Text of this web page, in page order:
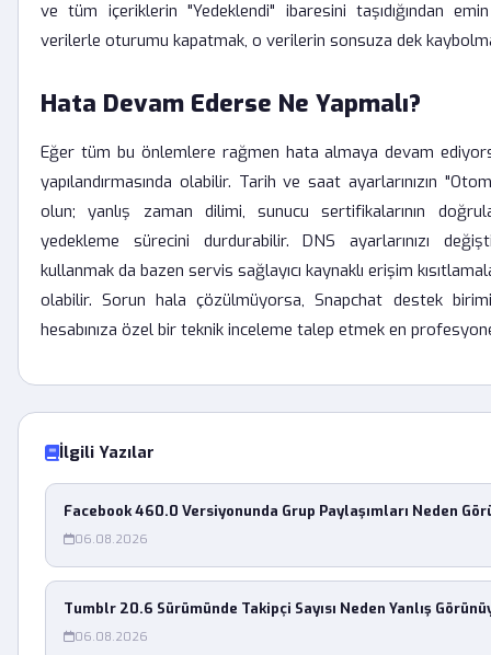
ve tüm içeriklerin "Yedeklendi" ibaresini taşıdığından
verilerle oturumu kapatmak, o verilerin sonsuza dek
Hata Devam Ederse Ne Yapmalı?
Eğer tüm bu önlemlere rağmen hata almaya devam
yapılandırmasında olabilir. Tarih ve saat ayarlarınızın
olun; yanlış zaman dilimi, sunucu sertifikalarının
yedekleme sürecini durdurabilir. DNS ayarlarınızı
kullanmak da bazen servis sağlayıcı kaynaklı erişim
olabilir. Sorun hala çözülmüyorsa, Snapchat destek
hesabınıza özel bir teknik inceleme talep etmek en
İlgili Yazılar
Facebook 460.0 Versiyonunda Grup Paylaşımları Neden
06.08.2026
Tumblr 20.6 Sürümünde Takipçi Sayısı Neden Yanlış
06.08.2026